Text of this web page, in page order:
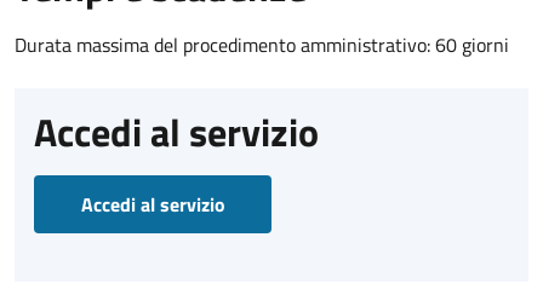
Durata massima del procedimento amministrativo: 60 giorni
Accedi al servizio
Accedi al servizio